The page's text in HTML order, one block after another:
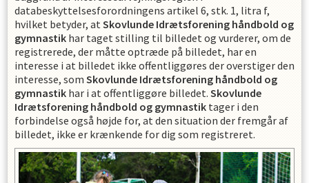
databeskyttelsesforordningens artikel 6, stk. 1, litra f,
hvilket betyder, atSkovlunde Idrætsforening håndbold og
gymnastik har taget stilling til billedet og vurderer, om de
registrerede, der måtte optræde på billedet, har en
interesse i at billedet ikke offentliggøres der overstiger den
interesse, somSkovlunde Idrætsforening håndbold og
gymnastik har i at offentliggøre billedet. Skovlunde
Idrætsforening håndbold og gymnastik tager i den
forbindelse også højde for, at den situation der fremgår af
billedet, ikke er krænkende for dig som registreret.